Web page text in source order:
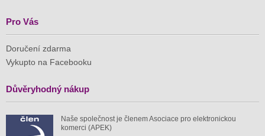
Pro Vás
Doručení zdarma
Vykupto na Facebooku
Důvěryhodný nákup
Naše společnost je členem Asociace pro elektronickou
komerci (APEK)